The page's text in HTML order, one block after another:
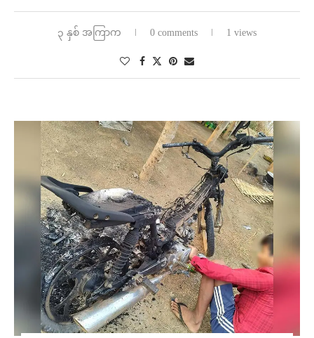
၃ နှစ် အကြာက 0 comments 1 views